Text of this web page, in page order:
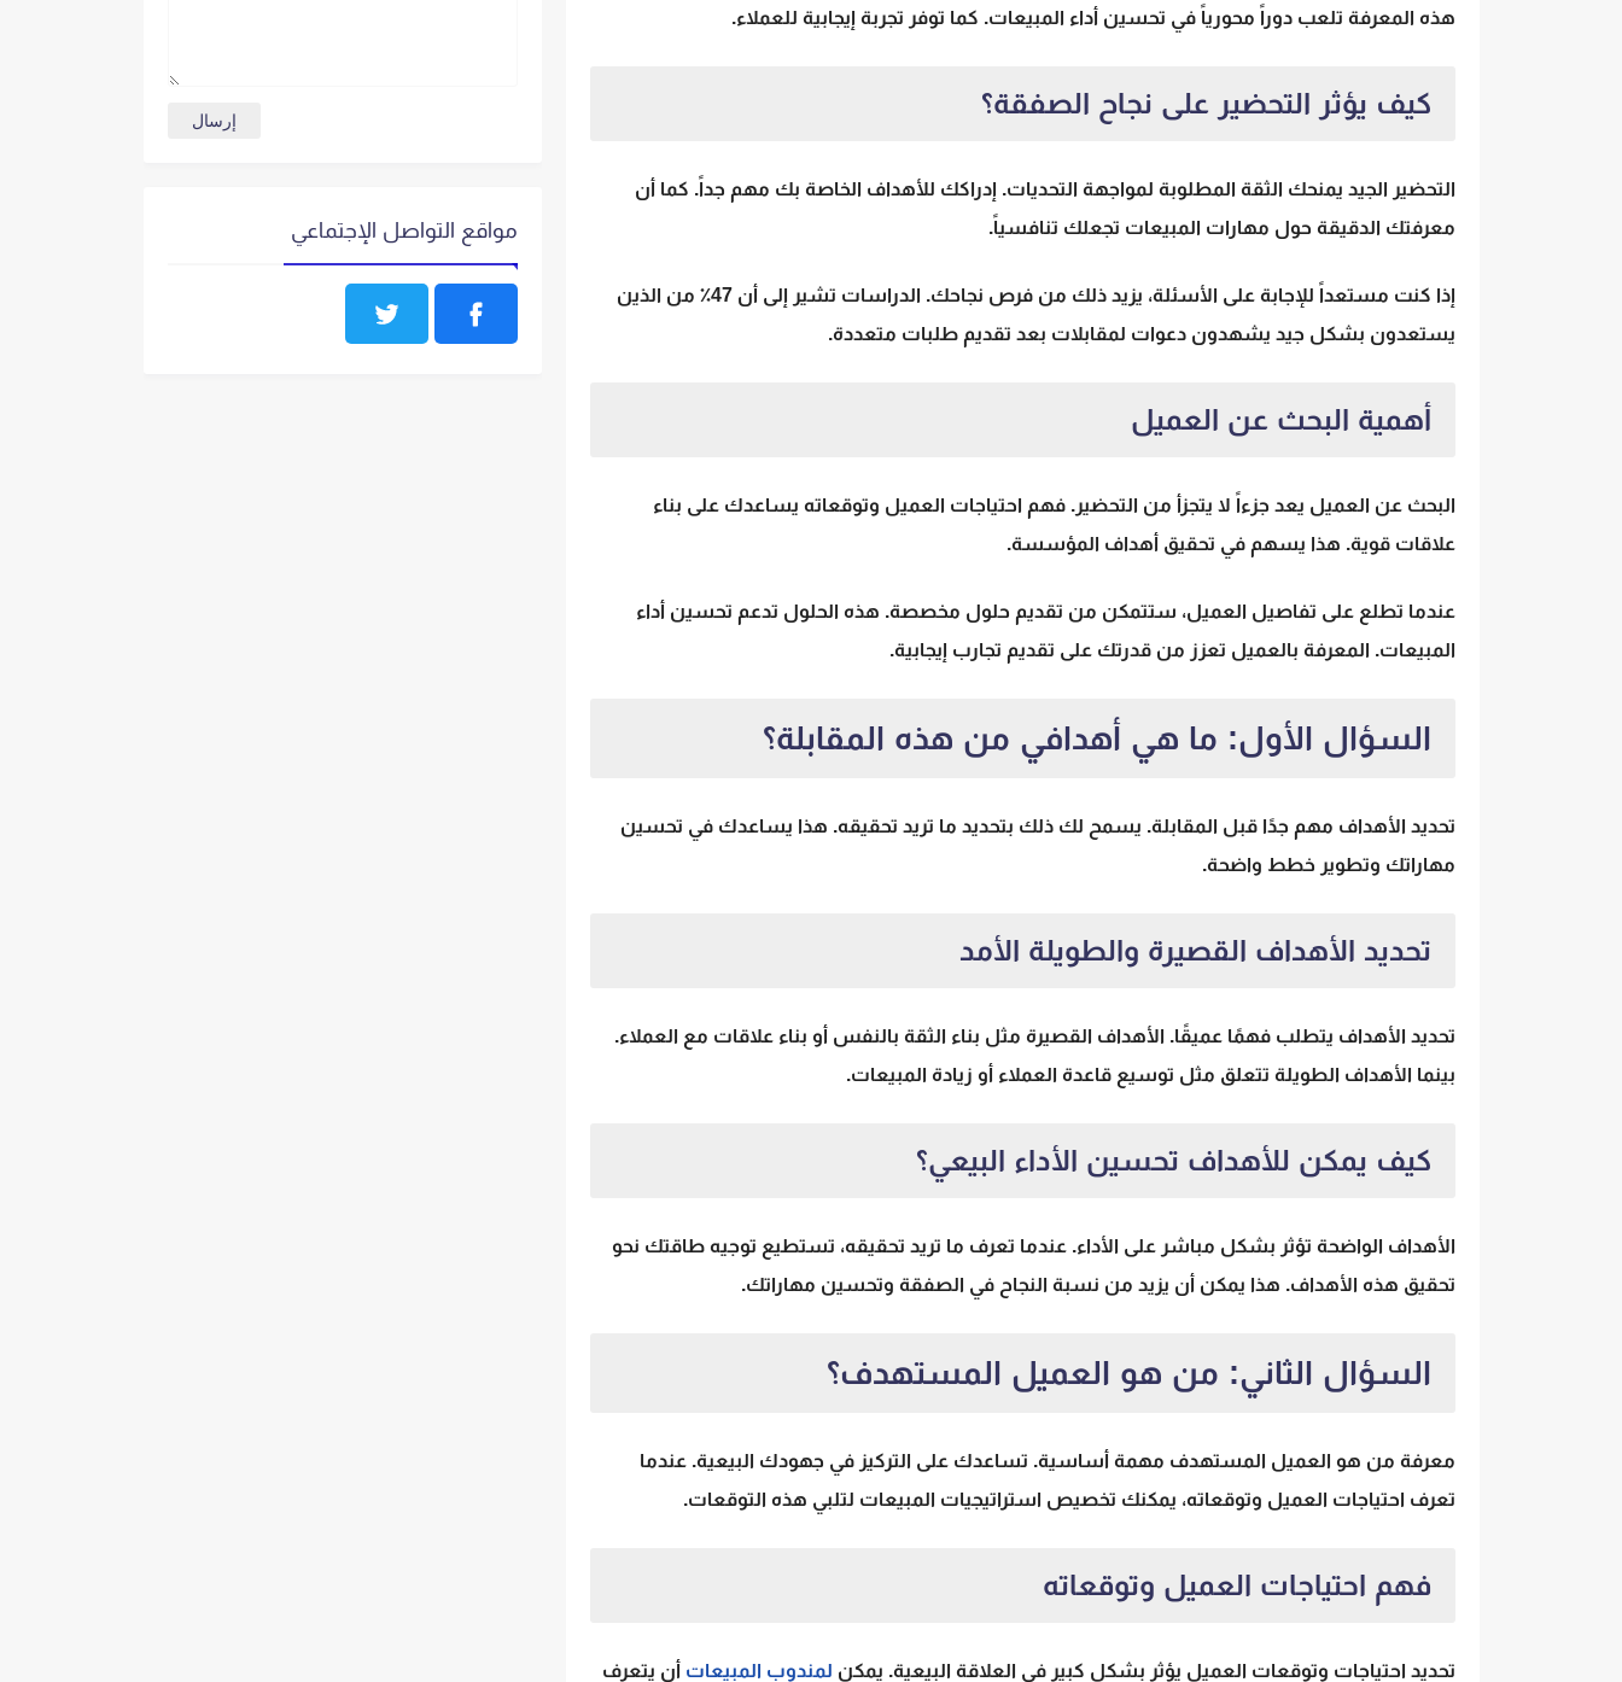
هذه المعرفة تلعب دوراً محورياً في تحسين أداء المبيعات. كما توفر تجربة إيجابية للعملاء.
كيف يؤثر التحضير على نجاح الصفقة؟
التحضير الجيد يمنحك الثقة المطلوبة لمواجهة التحديات. إدراكك للأهداف الخاصة بك مهم جداً. كما أن
معرفتك الدقيقة حول مهارات المبيعات تجعلك تنافسياً.
إذا كنت مستعداً للإجابة على الأسئلة، يزيد ذلك من فرص نجاحك. الدراسات تشير إلى أن 47٪ من الذين
يستعدون بشكل جيد يشهدون دعوات لمقابلات بعد تقديم طلبات متعددة.
أهمية البحث عن العميل
البحث عن العميل يعد جزءاً لا يتجزأ من التحضير. فهم احتياجات العميل وتوقعاته يساعدك على بناء
علاقات قوية. هذا يسهم في تحقيق أهداف المؤسسة.
عندما تطلع على تفاصيل العميل، ستتمكن من تقديم حلول مخصصة. هذه الحلول تدعم تحسين أداء
المبيعات. المعرفة بالعميل تعزز من قدرتك على تقديم تجارب إيجابية.
السؤال الأول: ما هي أهدافي من هذه المقابلة؟
تحديد الأهداف مهم جدًا قبل المقابلة. يسمح لك ذلك بتحديد ما تريد تحقيقه. هذا يساعدك في تحسين
مهاراتك وتطوير خطط واضحة.
تحديد الأهداف القصيرة والطويلة الأمد
تحديد الأهداف يتطلب فهمًا عميقًا. الأهداف القصيرة مثل بناء الثقة بالنفس أو بناء علاقات مع العملاء.
بينما الأهداف الطويلة تتعلق مثل توسيع قاعدة العملاء أو زيادة المبيعات.
كيف يمكن للأهداف تحسين الأداء البيعي؟
الأهداف الواضحة تؤثر بشكل مباشر على الأداء. عندما تعرف ما تريد تحقيقه، تستطيع توجيه طاقتك نحو
تحقيق هذه الأهداف. هذا يمكن أن يزيد من نسبة النجاح في الصفقة وتحسين مهاراتك.
السؤال الثاني: من هو العميل المستهدف؟
معرفة من هو العميل المستهدف مهمة أساسية. تساعدك على التركيز في جهودك البيعية. عندما
تعرف احتياجات العميل وتوقعاته، يمكنك تخصيص استراتيجيات المبيعات لتلبي هذه التوقعات.
فهم احتياجات العميل وتوقعاته
تحديد احتياجات وتوقعات العميل يؤثر بشكل كبير في العلاقة البيعية. يمكن لمندوب المبيعات أن يتعرف
مواقع التواصل الإجتماعي